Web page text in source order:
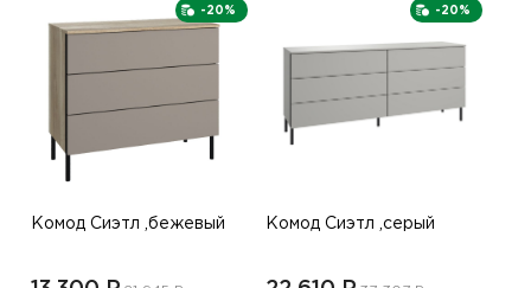
-20%
Комод Сиэтл ,бежевый
-20%
Комод Сиэтл ,серый